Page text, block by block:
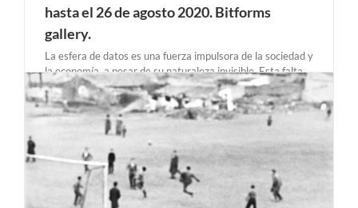
hasta el 26 de agosto 2020. Bitforms
gallery.
La esfera de datos es una fuerza impulsora de la sociedad y
la economía, a pesar de su naturaleza invisible. Esta falta
de visibilidad puede dificultar la comprensión de cómo la
información afecta la vida diaria. Billow intenta exponer los
hilos ocultos de las [...]